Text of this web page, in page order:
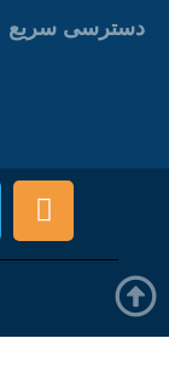
دسترسی سریع